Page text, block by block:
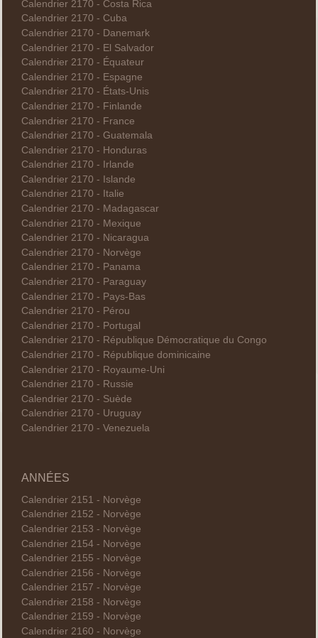
Calendrier 2170 - Costa Rica
Calendrier 2170 - Cuba
Calendrier 2170 - Danemark
Calendrier 2170 - El Salvador
Calendrier 2170 - Équateur
Calendrier 2170 - Espagne
Calendrier 2170 - États-Unis
Calendrier 2170 - Finlande
Calendrier 2170 - France
Calendrier 2170 - Guatemala
Calendrier 2170 - Honduras
Calendrier 2170 - Irlande
Calendrier 2170 - Islande
Calendrier 2170 - Italie
Calendrier 2170 - Madagascar
Calendrier 2170 - Mexique
Calendrier 2170 - Nicaragua
Calendrier 2170 - Norvège
Calendrier 2170 - Panama
Calendrier 2170 - Paraguay
Calendrier 2170 - Pays-Bas
Calendrier 2170 - Pérou
Calendrier 2170 - Portugal
Calendrier 2170 - République Démocratique du Congo
Calendrier 2170 - République dominicaine
Calendrier 2170 - Royaume-Uni
Calendrier 2170 - Russie
Calendrier 2170 - Suède
Calendrier 2170 - Uruguay
Calendrier 2170 - Venezuela
ANNÉES
Calendrier 2151 - Norvège
Calendrier 2152 - Norvège
Calendrier 2153 - Norvège
Calendrier 2154 - Norvège
Calendrier 2155 - Norvège
Calendrier 2156 - Norvège
Calendrier 2157 - Norvège
Calendrier 2158 - Norvège
Calendrier 2159 - Norvège
Calendrier 2160 - Norvège